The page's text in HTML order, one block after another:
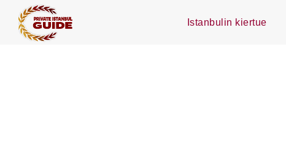
Istanbulin kiertue